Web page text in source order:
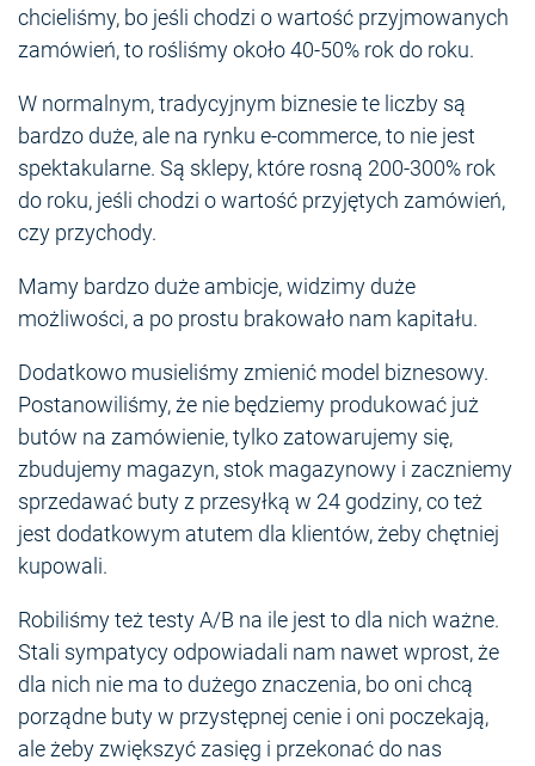
chcieliśmy, bo jeśli chodzi o wartość przyjmowanych
zamówień, to rośliśmy około 40-50% rok do roku.
W normalnym, tradycyjnym biznesie te liczby są
bardzo duże, ale na rynku e-commerce, to nie jest
spektakularne. Są sklepy, które rosną 200-300% rok
do roku, jeśli chodzi o wartość przyjętych zamówień,
czy przychody.
Mamy bardzo duże ambicje, widzimy duże
możliwości, a po prostu brakowało nam kapitału.
Dodatkowo musieliśmy zmienić model biznesowy.
Postanowiliśmy, że nie będziemy produkować już
butów na zamówienie, tylko zatowarujemy się,
zbudujemy magazyn, stok magazynowy i zaczniemy
sprzedawać buty z przesyłką w 24 godziny, co też
jest dodatkowym atutem dla klientów, żeby chętniej
kupowali.
Robiliśmy też testy A/B na ile jest to dla nich ważne.
Stali sympatycy odpowiadali nam nawet wprost, że
dla nich nie ma to dużego znaczenia, bo oni chcą
porządne buty w przystępnej cenie i oni poczekają,
ale żeby zwiększyć zasięg i przekonać do nas